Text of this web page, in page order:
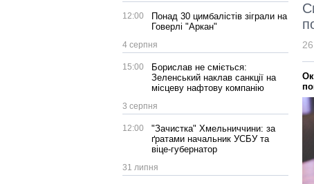
12:00
Понад 30 цимбалістів зіграли на
Говерлі "Аркан"
4 серпня
15:00
Борислав не сміється:
Зеленський наклав санкції на
місцеву нафтову компанію
3 серпня
12:00
"Зачистка" Хмельниччини: за
ґратами начальник УСБУ та
віце-губернатор
31 липня